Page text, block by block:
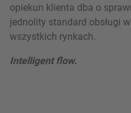
opiekun klienta dba o
jednolity standard obsługi
wszystkich rynkach.
Intelligent flow.